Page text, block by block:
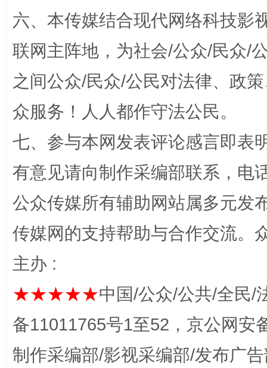
网上购药对药下症？
六、本传媒结合现代网络科技影
联网主阵地，为社会/公众/民众/
之间公众/民众/公民对法律、政
众服务！人人都作守法公民。
七、参与本网发表评论感言即表
有意见请向制作采编部联系，电
公众传媒所有辅助网站属多元发
传媒网的支持帮助与合作交流。
主办 :
★★★★★中国/公众/公共/全民/
备11011765号1至52，京公网安
制作采编部/影视采编部/发布广